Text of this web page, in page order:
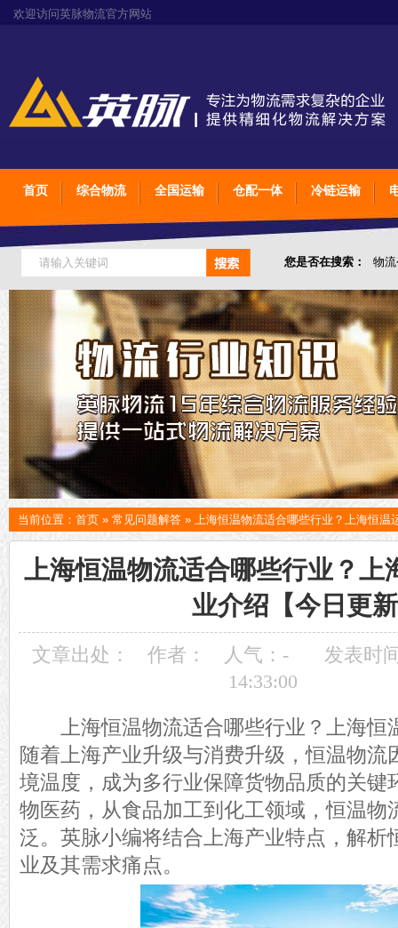
欢迎访问英脉物流官方网站
首页 综合物流 全国运输 仓配一体 冷链运输
您是否在搜索： 物
仓储综合专业定制物
当前位置： 首页 » 常见问题解答 » 上海恒温物流适合哪些行业？上海恒温
上海恒温物流适合哪些行业？上
业介绍【今日更
文章出处： 作者： 人气： -
发表时
14:33:00
上海恒温物流适合哪些行业？上海恒
随着上海产业升级与消费升级，恒温物流
境温度，成为多行业保障货物品质的关键
物医药，从食品加工到化工领域，恒温物
泛。英脉小编将结合上海产业特点，解析
业及其需求痛点。